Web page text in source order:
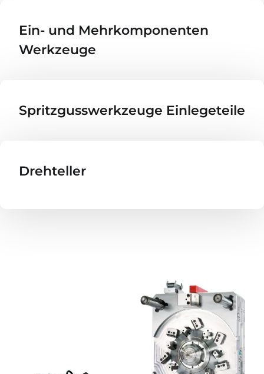
Ein- und Mehr­kom­po­nenten
Werkzeuge
Spritzgusswerkzeuge Einlegeteile
Drehteller